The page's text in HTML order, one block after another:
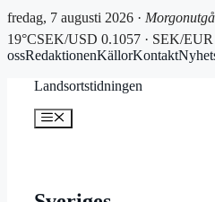
fredag, 7 augusti 2026 ·
19°CSEK/USD 0.1057 · SEK/
ossRedaktionenKällorKontakt
Landsortstidningen
Meny